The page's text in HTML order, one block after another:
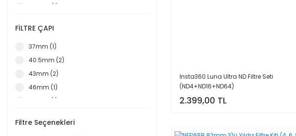
Neewer (1)
SmallRig (7)
Telesin (3)
ULANZI (1)
FİLTRE ÇAPI
37mm (1)
40.5mm (2)
43mm (2)
46mm (1)
49mm (1)
55mm (1)
Filtre Seçenekleri
Insta360 Luna Ultra ND Filtre Seti
(ND4+ND16+ND64)
2.399,00 TL